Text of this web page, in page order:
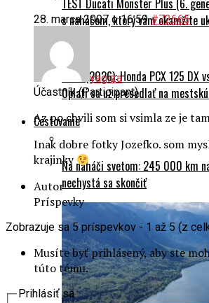
TEST Ducati Monster Plus (6.
s naháčom, ktorý vám okamžite
DUEL (2026): Honda PCX 125 DX
Oplatí sa už presedlať na
Cestovanie
Na naháči svetom: 245 000 km
nechystá sa skončiť
28. marca 2007 o 16:59 #72665
yagiza
Účastník (Participant)
Az po chvili som si vsimla ze je
Inak dobre fotky Jozefko. som
krajinky
Autor
Príspevky
Zobrazuje sa 5 príspevkov - 1 až 5 (z
Musíte byť prihlásený, aby ste
túto tému.
Prihlásiť sa